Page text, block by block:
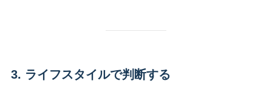
3. ライフスタイルで判断する